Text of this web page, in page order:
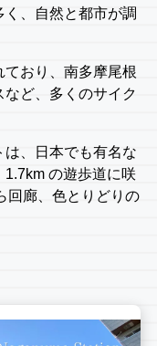
、自然と都市が調
ており、南多摩尾根
ど、多くのサイク
、日本でも有名な
の遊歩道に咲
回廊、色とりどりの